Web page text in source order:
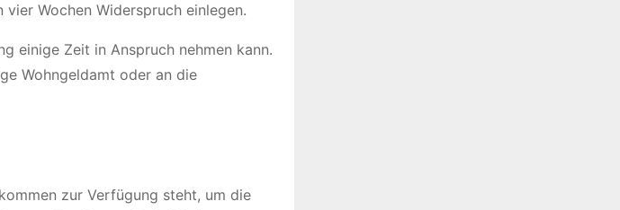
Wochen Widerspruch einlegen.
einige Zeit in Anspruch nehmen kann.
Wohngeldamt oder an die
zur Verfügung steht, um die